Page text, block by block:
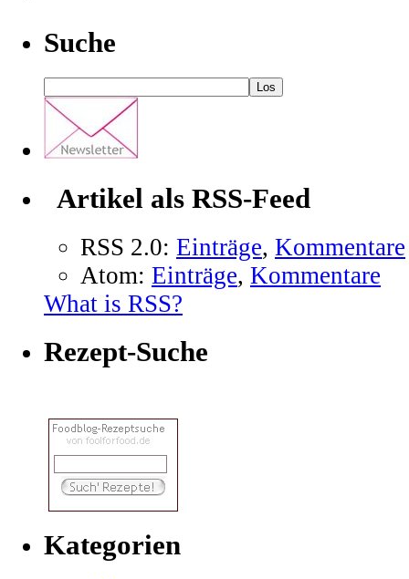
Suche
Artikel als RSS-Feed
RSS 2.0: Einträge, Kommentare
Atom: Einträge, Kommentare
What is RSS?
Rezept-Suche
Kategorien